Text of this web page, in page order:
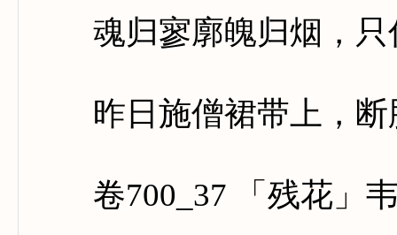
魂归寥廓魄归烟，只
昨日施僧裙带上，断
卷700_37 「残花」